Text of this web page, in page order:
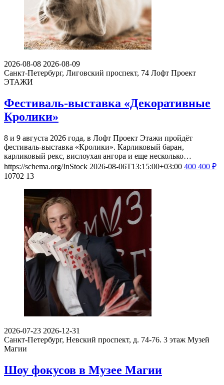
2026-08-08 2026-08-09
Санкт-Петербург, Лиговский проспект, 74 Лофт Проект
ЭТАЖИ
Фестиваль-выставка «Декоративные
Кролики»
8 и 9 августа 2026 года, в Лофт Проект Этажи пройдёт
фестиваль-выставка «Кролики». Карликовый баран,
карликовый рекс, вислоухая ангора и еще несколько…
https://schema.org/InStock 2026-08-06T13:15:00+03:00 400 400 ₽
10702 13
2026-07-23 2026-12-31
Санкт-Петербург, Невский проспект, д. 74-76. 3 этаж Музей
Магии
Шоу фокусов в Музее Магии